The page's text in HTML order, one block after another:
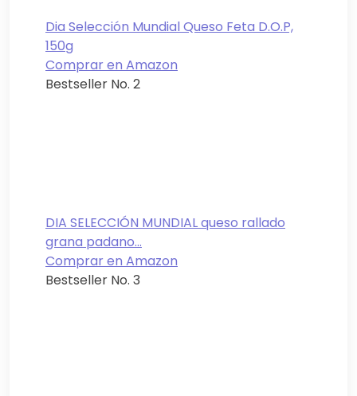
Dia Selección Mundial Queso Feta D.O.P,
150g
Comprar en Amazon
Bestseller No. 2
DIA SELECCIÓN MUNDIAL queso rallado
grana padano...
Comprar en Amazon
Bestseller No. 3